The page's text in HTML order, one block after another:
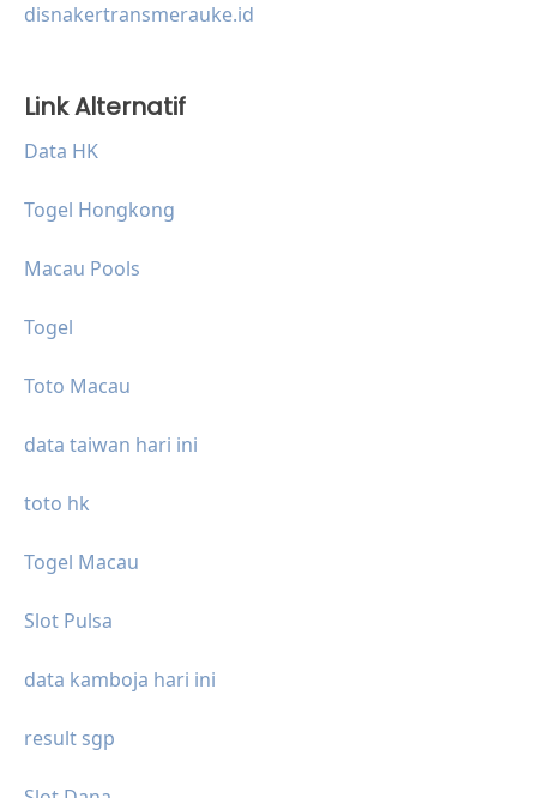
disnakertransmerauke.id
Link Alternatif
Data HK
Togel Hongkong
Macau Pools
Togel
Toto Macau
data taiwan hari ini
toto hk
Togel Macau
Slot Pulsa
data kamboja hari ini
result sgp